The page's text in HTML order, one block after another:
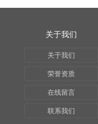
关于我们
关于我们
荣誉资质
在线留言
联系我们